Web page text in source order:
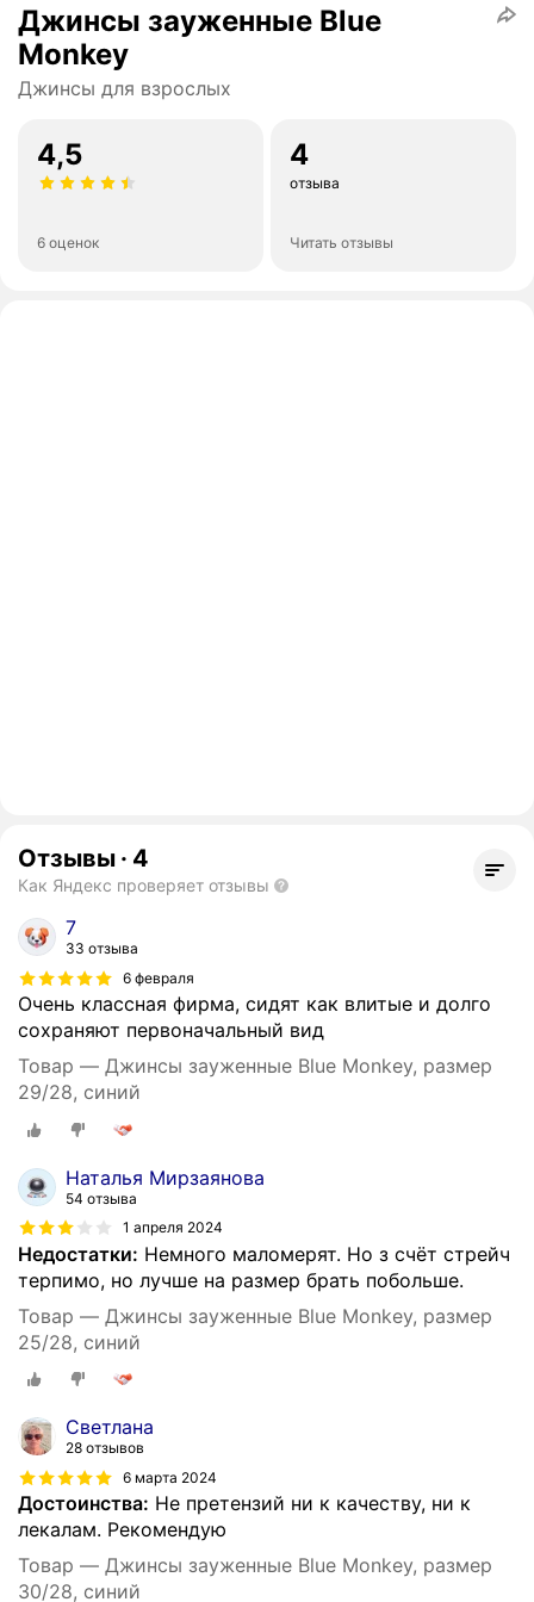
Джинсы зауженные Blue
Monkey
Джинсы для взрослых
4,5
6 оценок
4
отзыва
Читать отзывы
Отзывы · 4
Как Яндекс проверяет отзывы
7
33 отзыва
6 февраля
Очень классная фирма, сидят как влитые и долго
сохраняют первоначальный вид
Товар — Джинсы зауженные Blue Monkey, размер
29/28, синий
Наталья Мирзаянова
54 отзыва
1 апреля 2024
Недостатки: Немного маломерят. Но з счёт стрейч
терпимо, но лучше на размер брать побольше.
Товар — Джинсы зауженные Blue Monkey, размер
25/28, синий
Светлана
28 отзывов
6 марта 2024
Достоинства: Не претензий ни к качеству, ни к
лекалам. Рекомендую
Товар — Джинсы зауженные Blue Monkey, размер
30/28, синий